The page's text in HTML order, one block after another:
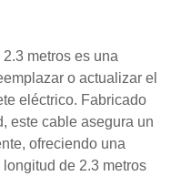
metros es una
o actualizar el
eléctrico. Fabricado
este cable asegura un
ofreciendo una
de 2.3 metros